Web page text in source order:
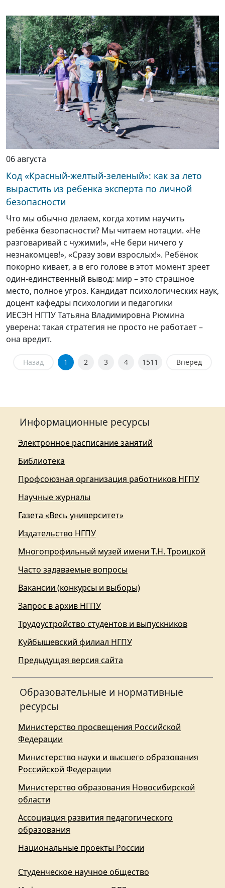
06 августа
Код «Красный-желтый-зеленый»: как за лето
вырастить из ребенка эксперта по личной
безопасности
Что мы обычно делаем, когда хотим научить
ребёнка безопасности? Мы читаем нотации. «Не
разговаривай с чужими!», «Не бери ничего у
незнакомцев!», «Сразу зови взрослых!». Ребёнок
покорно кивает, а в его голове в этот момент зреет
один-единственный вывод: мир – это страшное
место, полное угроз. Кандидат психологических наук,
доцент кафедры психологии и педагогики
ИЕСЭН НГПУ Татьяна Владимировна Рюмина
уверена: такая стратегия не просто не работает –
она вредит.
Назад 1 2 3 4 1511 Вперед
Информационные ресурсы
Электронное расписание занятий
Библиотека
Профсоюзная организация работников НГПУ
Научные журналы
Газета «Весь университет»
Издательство НГПУ
Многопрофильный музей имени Т.Н. Троицкой
Часто задаваемые вопросы
Вакансии (конкурсы и выборы)
Запрос в архив НГПУ
Трудоустройство студентов и выпускников
Куйбышевский филиал НГПУ
Предыдущая версия сайта
Образовательные и нормативные
ресурсы
Министерство просвещения Российской
Федерации
Министерство науки и высшего образования
Российской Федерации
Министерство образования Новосибирской
области
Ассоциация развития педагогического
образования
Национальные проекты России
Студенческое научное общество